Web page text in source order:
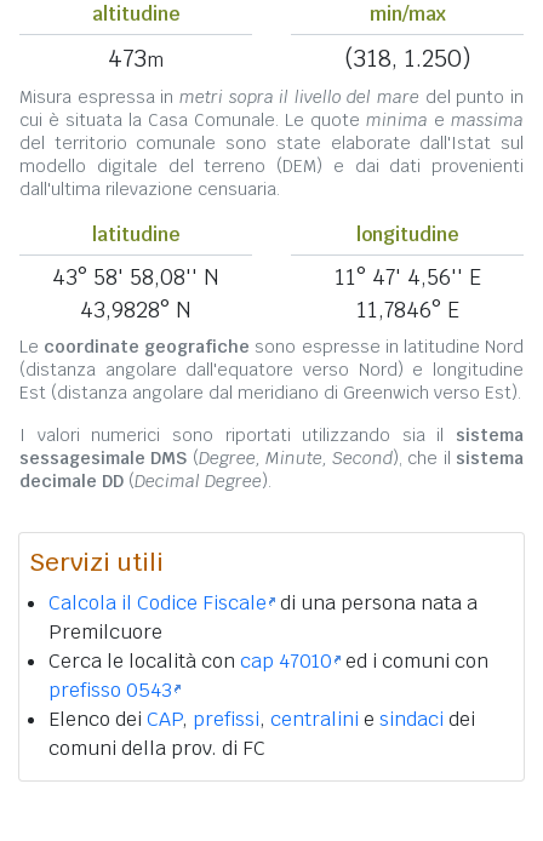
altitudine
473m
min/max
(318, 1.250)
Misura espressa in metri sopra il livello del mare del punto in
cui è situata la Casa Comunale. Le quote minima e massima
del territorio comunale sono state elaborate dall'Istat sul
modello digitale del terreno (DEM) e dai dati provenienti
dall'ultima rilevazione censuaria.
latitudine
43° 58' 58,08'' N
43,9828° N
longitudine
11° 47' 4,56'' E
11,7846° E
Le coordinate geografiche sono espresse in latitudine Nord
(distanza angolare dall'equatore verso Nord) e longitudine
Est (distanza angolare dal meridiano di Greenwich verso Est).
I valori numerici sono riportati utilizzando sia il sistema
sessagesimale DMS (Degree, Minute, Second), che il sistema
decimale DD (Decimal Degree).
Servizi utili
Calcola il Codice Fiscale di una persona nata a
Premilcuore
Cerca le località con cap 47010 ed i comuni con
prefisso 0543
Elenco dei CAP, prefissi, centralini e sindaci dei
comuni della prov. di FC